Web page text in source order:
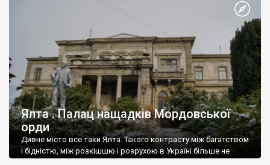
Ялта . Палац нащадків Мордовської
орди
Дивне місто все таки Ялта. Такого контрасту між багатством
і бідністю, між розкішшю і розрухою в Україні більше не